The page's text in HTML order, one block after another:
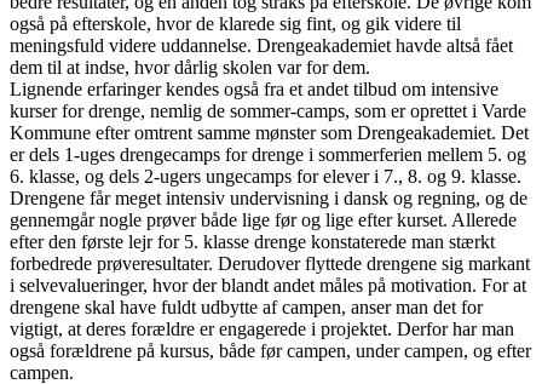
også på efterskole, hvor de klarede sig fint, og gik videre til
meningsfuld videre uddannelse. Drengeakademiet havde altså fået
dem til at indse, hvor dårlig skolen var for dem.
Lignende erfaringer kendes også fra et andet tilbud om intensive
kurser for drenge, nemlig de sommer-camps, som er oprettet i Varde
Kommune efter omtrent samme mønster som Drengeakademiet. Det
er dels 1-uges drengecamps for drenge i sommerferien mellem 5. og
6. klasse, og dels 2-ugers ungecamps for elever i 7., 8. og 9. klasse.
Drengene får meget intensiv undervisning i dansk og regning, og de
gennemgår nogle prøver både lige før og lige efter kurset. Allerede
efter den første lejr for 5. klasse drenge konstaterede man stærkt
forbedrede prøveresultater. Derudover flyttede drengene sig markant
i selvevalueringer, hvor der blandt andet måles på motivation. For at
drengene skal have fuldt udbytte af campen, anser man det for
vigtigt, at deres forældre er engagerede i projektet. Derfor har man
også forældrene på kursus, både før campen, under campen, og efter
campen.